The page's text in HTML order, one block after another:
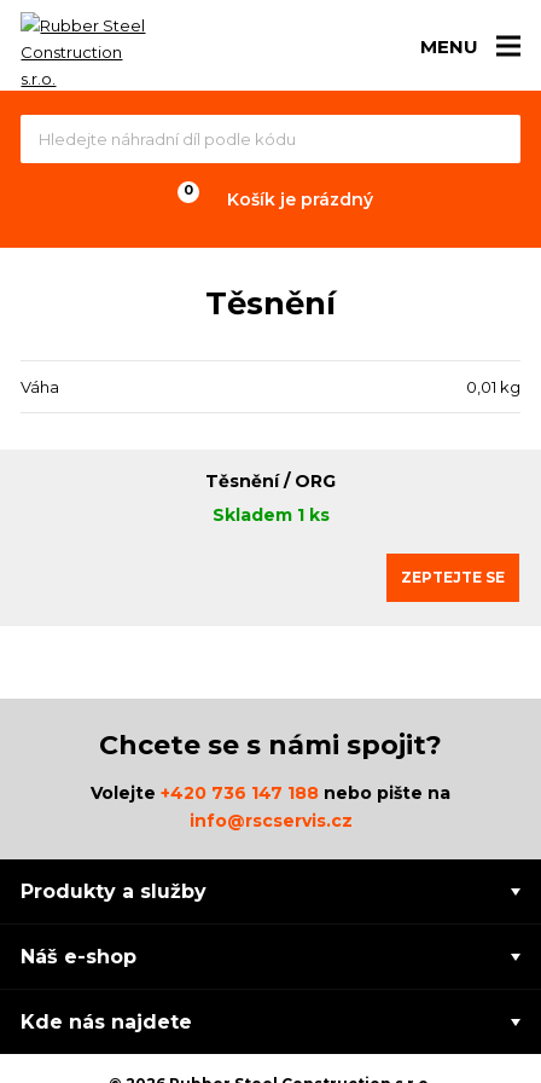
MENU
Košík je prázdný
Těsnění
Váha 0,01 kg
Těsnění / ORG
Skladem 1 ks
ZEPTEJTE SE
Chcete se s námi spojit?
Volejte +420 736 147 188 nebo pište na
info@rscservis.cz
Produkty a služby
Náš e-shop
Kde nás najdete